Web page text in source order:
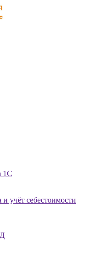
1С
учёт себестоимости